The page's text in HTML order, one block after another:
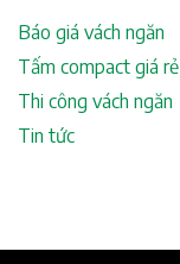
Báo giá vách ngăn
Tấm compact giá rẻ
Thi công vách ngăn
Tin tức